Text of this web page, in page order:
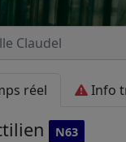
Claudel
réel Info
N63